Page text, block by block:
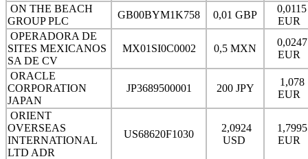
ON THE BEACH
GROUP PLC
GB00BYM1K758 0,01 GBP
0,0115
EUR
OPERADORA DE
SITES MEXICANOS
SA DE CV
MX01SI0C0002 0,5 MXN
0,0247
EUR
ORACLE
CORPORATION
JAPAN
JP3689500001 200 JPY
1,078
EUR
ORIENT
OVERSEAS
INTERNATIONAL
LTD ADR
US68620F1030
2,0924
USD
1,7995
EUR